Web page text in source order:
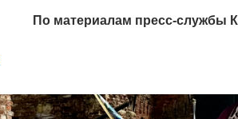
По материалам пресс-службы